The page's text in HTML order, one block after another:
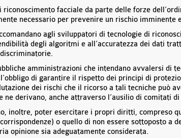
riconoscimento facciale da parte delle forze
necessario per prevenire un rischio imminente
agli sviluppatori di tecnologie di
degli algoritmi e all’accuratezza dei dati
amministrazioni che intendano avvalersi di
di garantire il rispetto dei principi di
dei rischi che il ricorso a tali tecniche può
ne derivano, anche attraverso l’ausilio di comitati
inoltre, poter esercitare i propri diritti, compreso
o quello di non essere sottoposto a
opinione sia adeguatamente considerata.